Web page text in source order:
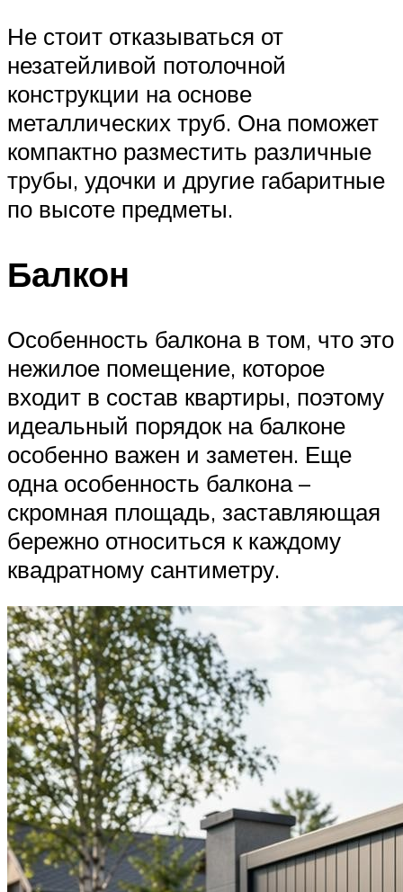
Не стоит отказываться от
незатейливой потолочной
конструкции на основе
металлических труб. Она поможет
компактно разместить различные
трубы, удочки и другие габаритные
по высоте предметы.
Балкон
Особенность балкона в том, что это
нежилое помещение, которое
входит в состав квартиры, поэтому
идеальный порядок на балконе
особенно важен и заметен. Еще
одна особенность балкона –
скромная площадь, заставляющая
бережно относиться к каждому
квадратному сантиметру.